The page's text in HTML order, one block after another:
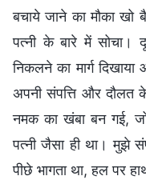
बचाये जाने का मौका खो
पत्नी के बारे में सोचा।
निकलने का मार्ग
अपनी संपत्ति और
नमक का खंबा बन गई,
पत्नी जैसा ही था। मुझे
पीछे भागता था, हल पर